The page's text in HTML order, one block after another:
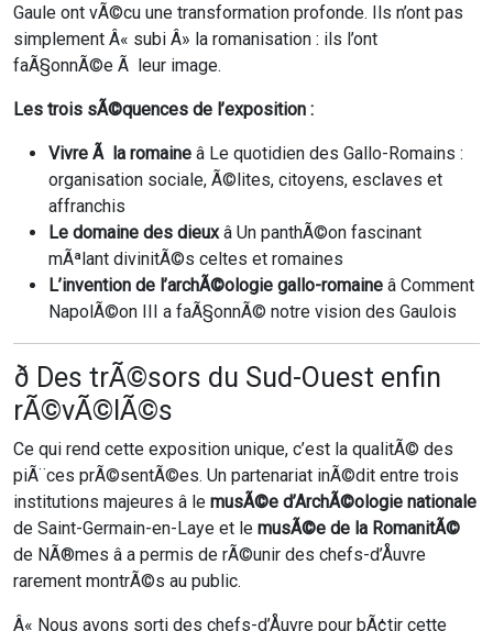
Gaule ont vÃ©cu une transformation profonde. Ils n’ont pas
simplement Â« subi Â» la romanisation : ils l’ont
faÃ§onnÃ©e Ã leur image.
Les trois sÃ©quences de l’exposition :
Vivre Ã la romaine â Le quotidien des Gallo-Romains :
organisation sociale, Ã©lites, citoyens, esclaves et
affranchis
Le domaine des dieuxâ Un panthÃ©on fascinant
mÃªlant divinitÃ©s celtes et romaines
L’invention de l’archÃ©ologie gallo-romaine â Comment
NapolÃ©on III a faÃ§onnÃ© notre vision des Gaulois
ð Des trÃ©sors du Sud-Ouest enfin
rÃ©vÃ©lÃ©s
Ce qui rend cette exposition unique, c’est la qualitÃ© des
piÃ¨ces prÃ©sentÃ©es. Un partenariat inÃ©dit entre trois
institutions majeures â le musÃ©e d’ArchÃ©ologie nationale
de Saint-Germain-en-Laye et le musÃ©e de la RomanitÃ©
de NÃ®mes â a permis de rÃ©unir des chefs-d’Åuvre
rarement montrÃ©s au public.
Â« Nous avons sorti des chefs-d’Åuvre pour bÃ¢tir cette